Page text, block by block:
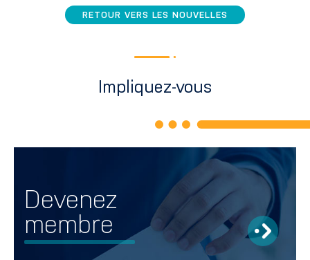
RETOUR VERS LES NOUVELLES
Impliquez-vous
Devenez
membre